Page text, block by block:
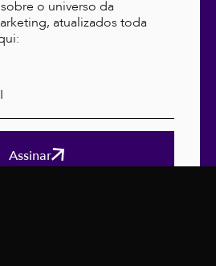
o universo da
atualizados toda
Assinar